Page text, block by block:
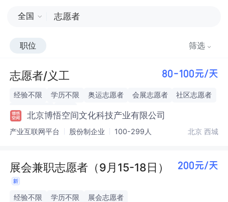
全国
职位 筛选
志愿者/义工 80-100元/天
经验不限 学历不限 奥运志愿者 会展志愿者
社区志愿者
公益志愿者
兼职
北京博悟空间文化科技产业有限公司
产业互联网平台 股份制企业 100-299人 北京 西城
展会兼职志愿者（9月15-18日） 200元/天
经验不限 学历不限 展会志愿者